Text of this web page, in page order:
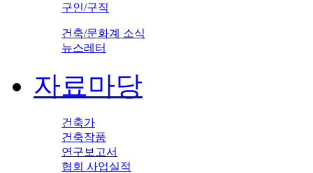
구인/구직
건축/문화계 소식
뉴스레터
자료마당
건축가
건축작품
연구보고서
협회 사업실적